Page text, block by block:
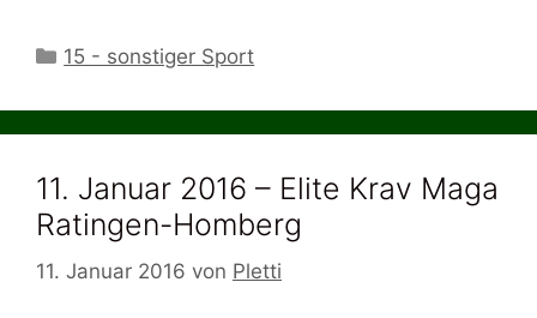
Kategorien
15 - sonstiger Sport
11. Januar 2016 – Elite Krav Maga
Ratingen-Homberg
11. Januar 2016 von Pletti